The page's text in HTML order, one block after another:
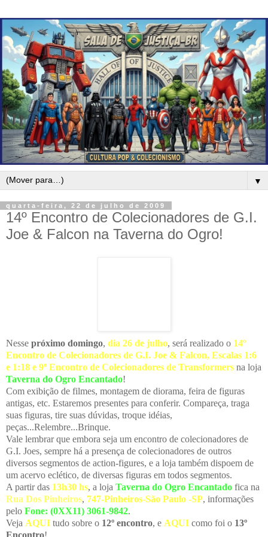
▼
quarta-feira, 22 de julho de 2009
14º Encontro de Colecionadores de G.I.
Joe & Falcon na Taverna do Ogro!
Nesse próximo domingo, dia 26 de julho, será realizado o 14º
Encontro de Colecionadores de G.I. Joe & Falcon, Escalas 1:6
e 1:18 e 9º Encontro de Colecionadores de Transformers na loja
Taverna do Ogro Encantado!
Com exibição de filmes, montagem de diorama, feira de figuras
antigas, etc. Estaremos presentes para conferir. Compareça, traga
suas figuras, tire suas dúvidas, troque idéias,
peças...Relembre...Brinque.
Vale lembrar que embora seja um encontro de colecionadores de
G.I. Joes, sempre há a presença de colecionadores de outros
diversos segmentos de action-figures, e a loja também dispoem de
um acervo eclético, de diversas figuras em todos segmentos.
A partir das 13h30 hs, a loja Taverna do Ogro Encantado fica na
Rua Dos Pinheiros, 747-Pinheiros-São Paulo -SP, informações
pelo Fone: (0XX11) 3061-9842.
Veja AQUI tudo sobre o 12º encontro, e AQUI como foi o 13º
Encontro!